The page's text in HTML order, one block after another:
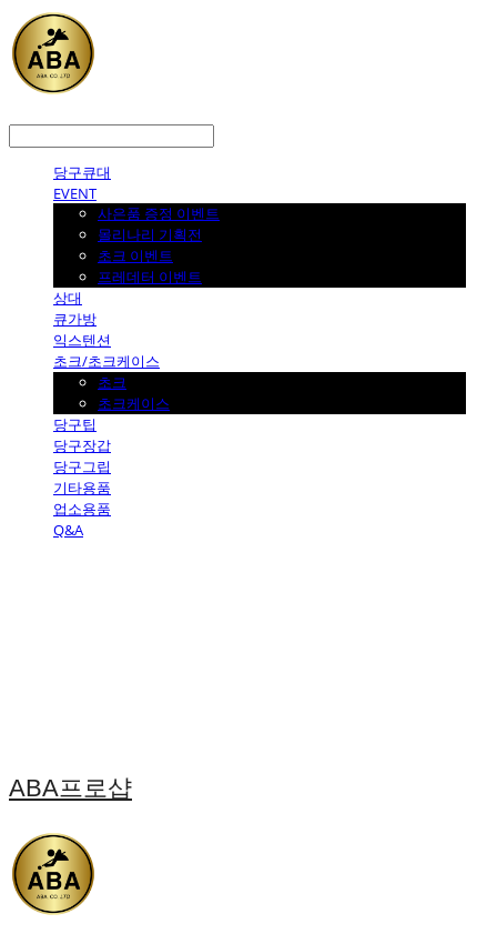
당구큐대
EVENT
사은품 증정 이벤트
몰리나리 기획전
초크 이벤트
프레데터 이벤트
상대
큐가방
익스텐션
초크/초크케이스
초크
초크케이스
당구팁
당구장갑
당구그립
기타용품
업소용품
Q&A
ABA프로샵